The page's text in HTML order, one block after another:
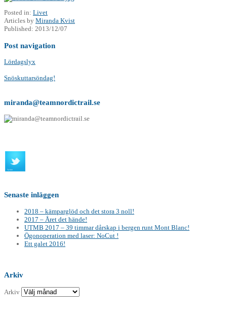
Posted in: Livet
Articles by Miranda Kvist
Published: 2013/12/07
Post navigation
Lördagslyx
Snöskuttarsöndag!
miranda@teamnordictrail.se
Senaste inläggen
2018 – kämparglöd och det stora 3 noll!
2017 – Året det hände!
UTMB 2017 – 39 timmar dårskap i bergen runt Mont Blanc!
Ögonoperation med laser: NoCut !
Ett galet 2016!
Arkiv
Arkiv